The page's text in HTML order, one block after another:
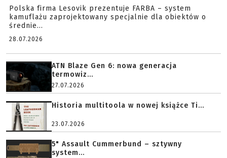
Polska firma Lesovik prezentuje FARBA – system
kamuflażu zaprojektowany specjalnie dla obiektów o
średnie...
28.07.2026
ATN Blaze Gen 6: nowa generacja
termowiz...
27.07.2026
Historia multitoola w nowej książce Ti...
23.07.2026
5" Assault Cummerbund – sztywny
system...